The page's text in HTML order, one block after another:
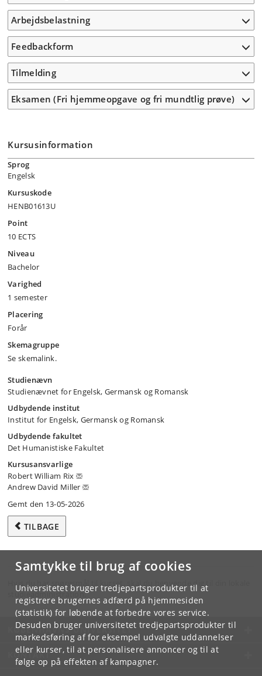
Samtykke til brug af cookies
Universitetet bruger tredjepartsprodukter til at
registrere brugernes adfærd på hjemmesiden
(statistik) for løbende at forbedre vores service.
Desuden bruger universitetet tredjepartsprodukter til
markedsføring af for eksempel udvalgte uddannelser
eller kurser, til at personalisere annoncer og til at
følge op på effekten af kampagner.
Arbejdsbelastning
Feedbackform
Tilmelding
Eksamen (Fri hjemmeopgave og fri mundtlig prøve)
Kursusinformation
Sprog
Engelsk
Kursuskode
HENB01613U
Point
10 ECTS
Niveau
Bachelor
Varighed
1 semester
Placering
Forår
Skemagruppe
Se skemalink.
Studienævn
Studienævnet for Engelsk, Germansk og Romansk
Udbydende institut
Institut for Engelsk, Germansk og Romansk
Udbydende fakultet
Det Humanistiske Fakultet
Kursusansvarlige
Robert William Rix
Andrew David Miller
Gemt den 13-05-2026
TILBAGE
Hvis du har spørgsmål til kurset, skal du henvende dig til din lokale
studieadministration.
KØBENHAVNS UNIVERSITET
KONTAKT